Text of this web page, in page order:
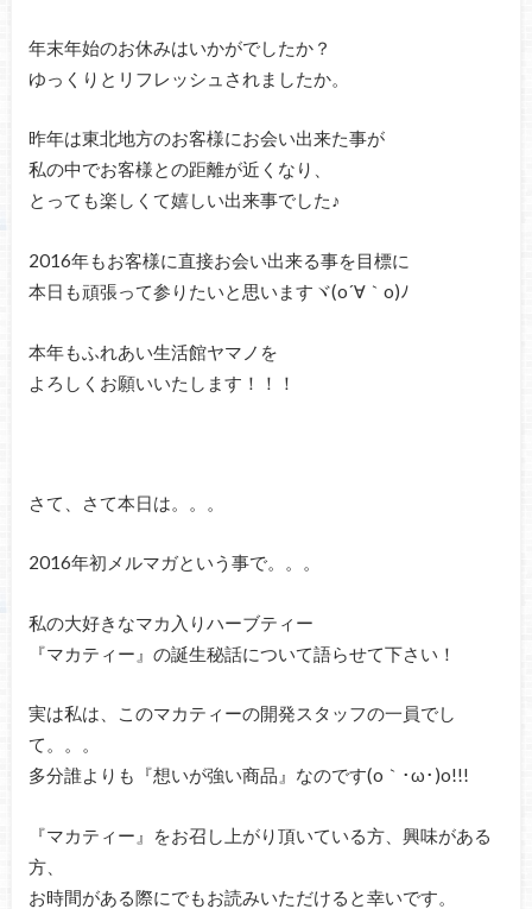
年末年始のお休みはいかがでしたか？
ゆっくりとリフレッシュされましたか。
昨年は東北地方のお客様にお会い出来た事が
私の中でお客様との距離が近くなり、
とっても楽しくて嬉しい出来事でした♪
2016年もお客様に直接お会い出来る事を目標に
本日も頑張って参りたいと思いますヾ(o´∀｀o)ﾉ
本年もふれあい生活館ヤマノを
よろしくお願いいたします！！！
さて、さて本日は。。。
2016年初メルマガという事で。。。
私の大好きなマカ入りハーブティー
『マカティー』の誕生秘話について語らせて下さい！
実は私は、このマカティーの開発スタッフの一員でし
て。。。
多分誰よりも『想いが強い商品』なのです(o｀･ω･)o!!!
『マカティー』をお召し上がり頂いている方、興味がある
方、
お時間がある際にでもお読みいただけると幸いです。